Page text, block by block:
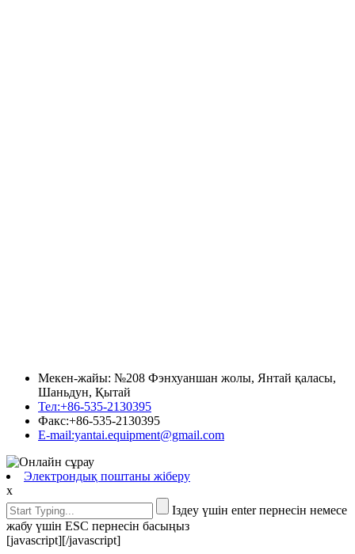
Мекен-жайы: №208 Фэнхуаншан жолы, Янтай қаласы,
Шаньдун, Қытай
Тел:+86-535-2130395
Факс:+86-535-2130395
E-mail:yantai.equipment@gmail.com
Электрондық поштаны жіберу
x
Іздеу үшін enter пернесін немесе
жабу үшін ESC пернесін басыңыз
[javascript][/javascript]